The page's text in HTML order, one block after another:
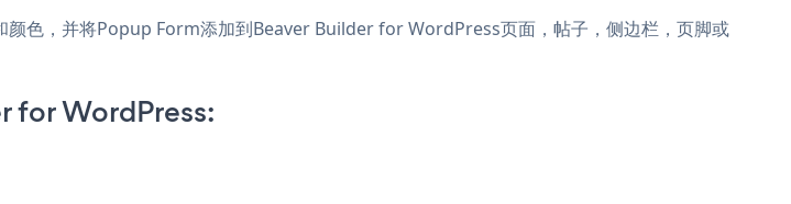
色，并将Popup Form添加到Beaver Builder for WordPress页面，帖子，侧边栏，页脚或
for WordPress: